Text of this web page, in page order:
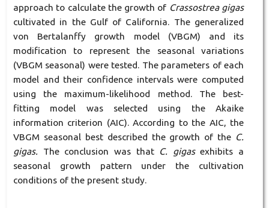
approach to calculate the growth of Crassostrea gigas
cultivated in the Gulf of California. The generalized
von Bertalanffy growth model (VBGM) and its
modification to represent the seasonal variations
(VBGM seasonal) were tested. The parameters of each
model and their confidence intervals were computed
using the maximum-likelihood method. The best-
fitting model was selected using the Akaike
information criterion (AIC). According to the AIC, the
VBGM seasonal best described the growth of the C.
gigas. The conclusion was that C. gigasexhibits a
seasonal growth pattern under the cultivation
conditions of the present study.